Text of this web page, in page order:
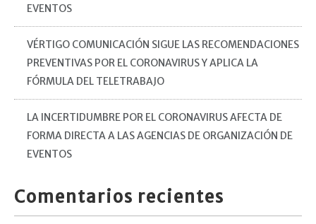
EVENTOS
VÉRTIGO COMUNICACIÓN SIGUE LAS RECOMENDACIONES
PREVENTIVAS POR EL CORONAVIRUS Y APLICA LA
FÓRMULA DEL TELETRABAJO
LA INCERTIDUMBRE POR EL CORONAVIRUS AFECTA DE
FORMA DIRECTA A LAS AGENCIAS DE ORGANIZACIÓN DE
EVENTOS
Comentarios recientes